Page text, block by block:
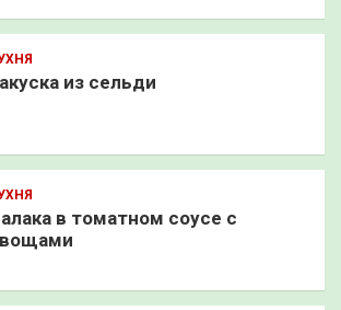
из сельди
в томатном соусе с